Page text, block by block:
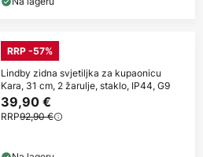
RRP -57%
Lindby zidna svjetiljka za kupaonicu
Kara, 31 cm, 2 žarulje, staklo, IP44, G9
39,90 €
RRP92,90 €